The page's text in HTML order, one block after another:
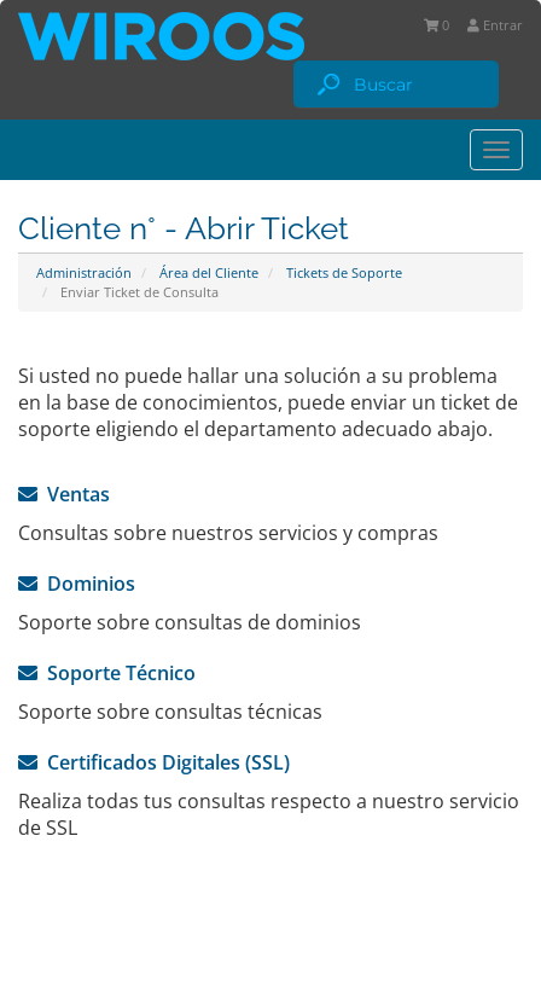
Entrar
0
Cliente n° - Abrir Ticket
Administración Área del Cliente
Tickets de Soporte
Enviar Ticket de Consulta
Si usted no puede hallar una solución a su problema
en la base de conocimientos, puede enviar un ticket de
soporte eligiendo el departamento adecuado abajo.
Ventas
Consultas sobre nuestros servicios y compras
Dominios
Soporte sobre consultas de dominios
Soporte Técnico
Soporte sobre consultas técnicas
Certificados Digitales (SSL)
Realiza todas tus consultas respecto a nuestro servicio
de SSL